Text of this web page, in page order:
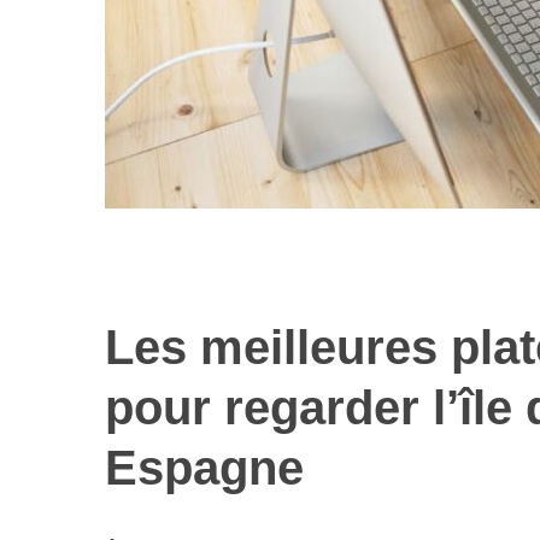
Les meilleures
pour regarder l’île
Espagne
Les nouvelles
alimentaires :